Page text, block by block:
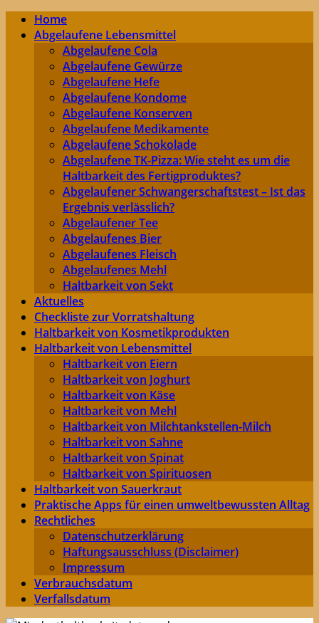
Home
Abgelaufene Lebensmittel
Abgelaufene Cola
Abgelaufene Gewürze
Abgelaufene Hefe
Abgelaufene Kondome
Abgelaufene Konserven
Abgelaufene Medikamente
Abgelaufene Schokolade
Abgelaufene TK-Pizza: Wie steht es um die
Haltbarkeit des Fertigproduktes?
Abgelaufener Schwangerschaftstest – Ist das
Ergebnis verlässlich?
Abgelaufener Tee
Abgelaufenes Bier
Abgelaufenes Fleisch
Abgelaufenes Mehl
Haltbarkeit von Sekt
Aktuelles
Checkliste zur Vorratshaltung
Haltbarkeit von Kosmetikprodukten
Haltbarkeit von Lebensmittel
Haltbarkeit von Eiern
Haltbarkeit von Joghurt
Haltbarkeit von Käse
Haltbarkeit von Mehl
Haltbarkeit von Milchtankstellen-Milch
Haltbarkeit von Sahne
Haltbarkeit von Spinat
Haltbarkeit von Spirituosen
Haltbarkeit von Sauerkraut
Praktische Apps für einen umweltbewussten Alltag
Rechtliches
Datenschutzerklärung
Haftungsausschluss (Disclaimer)
Impressum
Verbrauchsdatum
Verfallsdatum